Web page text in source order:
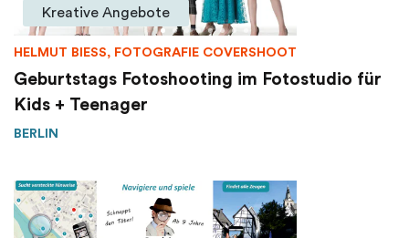
Kreative Angebote
HELMUT BIESS, FOTOGRAFIE COVERSHOOT
Geburtstags Fotoshooting im Fotostudio für
Kids + Teenager
BERLIN